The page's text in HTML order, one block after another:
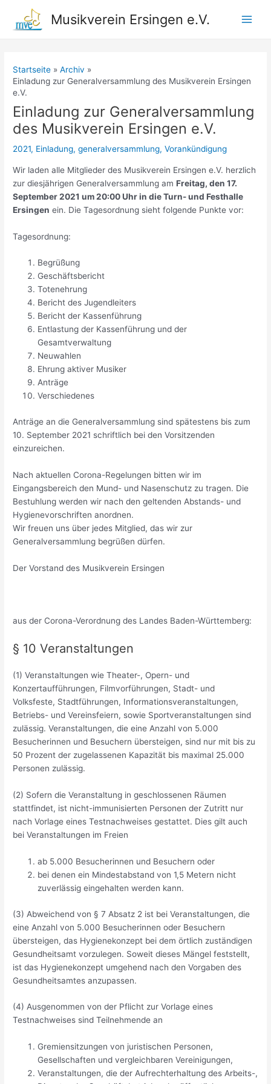
springen
Musikverein Ersingen e.V.
Startseite
Archiv
Einladung zur Generalversammlung des Musikverein Ersingen
e.V.
Einladung zur Generalversammlung
des Musikverein Ersingen e.V.
2021, Einladung,generalversammlung,Vorankündigung
Wir laden alle Mitglieder des Musikverein Ersingen e.V. herzlich
zur diesjährigen Generalversammlung amFreitag, den 17.
September 2021 um 20:00 Uhr in die Turn- und Festhalle
Ersingen ein. Die Tagesordnung sieht folgende Punkte vor:
Tagesordnung:
Begrüßung
Geschäftsbericht
Totenehrung
Bericht des Jugendleiters
Bericht der Kassenführung
Entlastung der Kassenführung und der
Gesamtverwaltung
Neuwahlen
Ehrung aktiver Musiker
Anträge
Verschiedenes
Anträge an die Generalversammlung sind spätestens bis zum
10. September 2021 schriftlich bei den Vorsitzenden
einzureichen.
Nach aktuellen Corona-Regelungen bitten wir im
Eingangsbereich den Mund- und Nasenschutz zu tragen. Die
Bestuhlung werden wir nach den geltenden Abstands- und
Hygienevorschriften anordnen.
Wir freuen uns über jedes Mitglied, das wir zur
Generalversammlung begrüßen dürfen.
Der Vorstand des Musikverein Ersingen
aus der Corona-Verordnung des Landes Baden-Württemberg:
§ 10 Veranstaltungen
(1) Veranstaltungen wie Theater-, Opern- und
Konzertaufführungen, Filmvorführungen, Stadt- und
Volksfeste, Stadtführungen, Informationsveranstaltungen,
Betriebs- und Vereinsfeiern, sowie Sportveranstaltungen sind
zulässig. Veranstaltungen, die eine Anzahl von 5.000
Besucherinnen und Besuchern übersteigen, sind nur mit bis zu
50 Prozent der zugelassenen Kapazität bis maximal 25.000
Personen zulässig.
(2) Sofern die Veranstaltung in geschlossenen Räumen
stattfindet, ist nicht-immunisierten Personen der Zutritt nur
nach Vorlage eines Testnachweises gestattet. Dies gilt auch
bei Veranstaltungen im Freien
ab 5.000 Besucherinnen und Besuchern oder
bei denen ein Mindestabstand von 1,5 Metern nicht
zuverlässig eingehalten werden kann.
(3) Abweichend von § 7 Absatz 2 ist bei Veranstaltungen, die
eine Anzahl von 5.000 Besucherinnen oder Besuchern
übersteigen, das Hygienekonzept bei dem örtlich zuständigen
Gesundheitsamt vorzulegen. Soweit dieses Mängel feststellt,
ist das Hygienekonzept umgehend nach den Vorgaben des
Gesundheitsamtes anzupassen.
(4) Ausgenommen von der Pflicht zur Vorlage eines
Testnachweises sind Teilnehmende an
Gremiensitzungen von juristischen Personen,
Gesellschaften und vergleichbaren Vereinigungen,
Veranstaltungen, die der Aufrechterhaltung des Arbeits-,